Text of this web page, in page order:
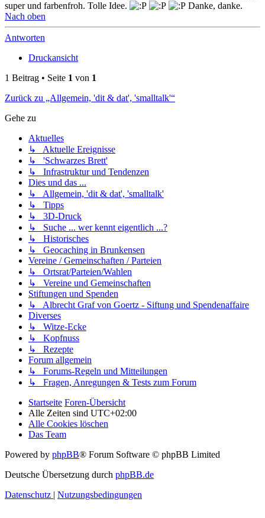
super und farbenfroh. Tolle Idee.
Danke, danke.
Nach oben
Antworten
Druckansicht
1 Beitrag • Seite 1 von 1
Zurück zu „Allgemein, 'dit & dat', 'smalltalk'“
Gehe zu
Aktuelles
↳ Aktuelle Ereignisse
↳ 'Schwarzes Brett'
↳ Infrastruktur und Tendenzen
Dies und das ...
↳ Allgemein, 'dit & dat', 'smalltalk'
↳ Tipps
↳ 3D-Druck
↳ Suche ... wer kennt eigentlich ...?
↳ Historisches
↳ Geocaching in Brunkensen
Vereine / Gemeinschaften / Parteien
↳ Ortsrat/Parteien/Wahlen
↳ Vereine und Gemeinschaften
Stiftungen und Spenden
↳ Albrecht Graf von Goertz - Siftung und Spendenaffaire
Diverses
↳ Witze-Ecke
↳ Kopfnuss
↳ Rezepte
Forum allgemein
↳ Forums-Regeln und Mitteilungen
↳ Fragen, Anregungen & Tests zum Forum
Startseite Foren-Übersicht
Alle Zeiten sind UTC+02:00
Alle Cookies löschen
Das Team
Powered by phpBB® Forum Software © phpBB Limited
Deutsche Übersetzung durch phpBB.de
Datenschutz | Nutzungsbedingungen